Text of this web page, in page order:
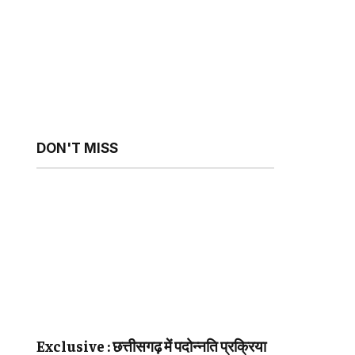
DON'T MISS
Exclusive : छत्तीसगढ़ में पदोन्नति प्रक्रिया